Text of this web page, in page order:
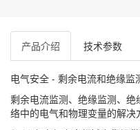
产品介绍 技术参数
电气安全 - 剩余电流和绝缘监
剩余电流监测、绝缘监测、
络中的电气和物理变量的解决